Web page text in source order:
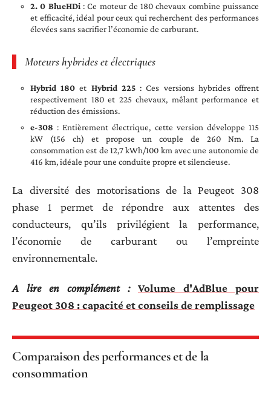
2. 0 BlueHDi: Ce moteur de 180 chevaux combine puissance
et efficacité, idéal pour ceux qui recherchent des performances
élevées sans sacrifier l’économie de carburant.
Moteurs hybrides et électriques
Hybrid 180 et Hybrid 225: Ces versions hybrides offrent
respectivement 180 et 225 chevaux, mêlant performance et
réduction des émissions.
e-308 : Entièrement électrique, cette version développe 115
kW (156 ch) et propose un couple de 260 Nm. La
consommation est de 12,7 kWh/100 km avec une autonomie de
416 km, idéale pour une conduite propre et silencieuse.
La diversité des motorisations de la Peugeot 308
phase 1 permet de répondre aux attentes des
conducteurs, qu’ils privilégient la performance,
l’économie de carburant ou l’empreinte
environnementale.
A lire en complément :
Volume d'AdBlue pour
Peugeot 308 : capacité et conseils de remplissage
Comparaison des performances et de la
consommation